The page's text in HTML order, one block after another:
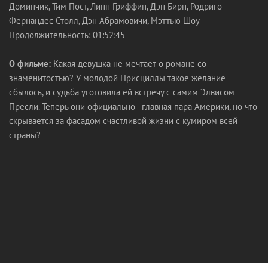
Доминчик, Тим Пост, Линн Гриффин, Дэн Бирн, Родриго
Фернандес-Столл, Дэн Абрамовичи, Мэттью Шоу
Продолжительность: 01:52:45
О фильме: Какая девушка не мечтает о романе со
знаменитостью? У молодой Присциллы такое желание
сбылось, и судьба уготовила ей встречу с самим Элвисом
Пресли. Теперь они официально - главная пара Америки, но что
скрывается за фасадом счастливой жизни с кумиром всей
страны?